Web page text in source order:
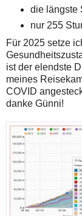
die längste
nur 255
Für 2025 setze
ist der elendste
meines
COVID
danke Günni!